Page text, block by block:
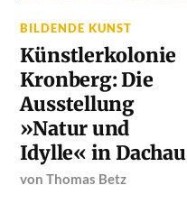
BILDENDE KUNST
Künstlerkolonie
Kronberg: Die
Ausstellung
»Natur und
Idylle« in Dachau
vonThomas Betz